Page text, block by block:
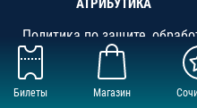
Билеты Магазин
АТРИБУТИКА
Политика по защите,
АНО «СК «Кубань-